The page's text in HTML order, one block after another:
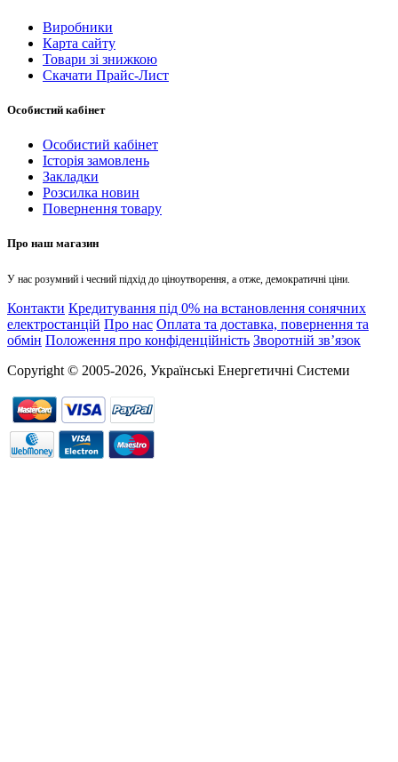
Виробники
Карта сайту
Товари зі знижкою
Скачати Прайс-Лист
Особистий кабінет
Особистий кабінет
Історія замовлень
Закладки
Розсилка новин
Повернення товару
Про наш магазин
У нас розумний і чесний підхід до ціноутворення, а отже, демократичні ціни.
Контакти Кредитування під 0% на встановлення сонячних
електростанцій Про нас Оплата та доставка, повернення та
обмін Положення про конфіденційність Зворотній зв’язок
Copyright © 2005-2026, Українські Енергетичні Системи